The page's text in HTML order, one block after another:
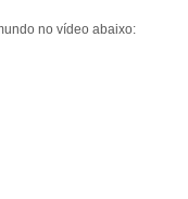
no vídeo abaixo: